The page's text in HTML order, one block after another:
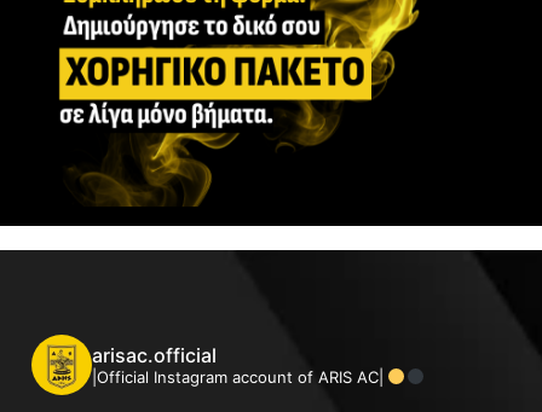
arisac.official
|Official Instagram account of ARIS AC|